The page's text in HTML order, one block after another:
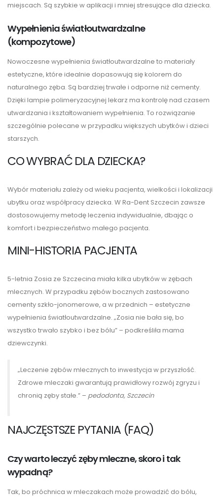
miejscach. Są szybkie w aplikacji i mniej stresujące dla dziecka.
Wypełnienia światłoutwardzalne
(kompozytowe)
Nowoczesne wypełnienia światłoutwardzalne to materiały
estetyczne, które idealnie dopasowują się kolorem do
naturalnego zęba. Są bardziej trwałe i odporne niż cementy.
Dzięki lampie polimeryzacyjnej lekarz ma kontrolę nad czasem
utwardzania i kształtowaniem wypełnienia. To rozwiązanie
szczególnie polecane w przypadku większych ubytków i dzieci
starszych.
CO WYBRAĆ DLA DZIECKA?
Wybór materiału zależy od wieku pacjenta, wielkości i lokalizacji
ubytku oraz współpracy dziecka. W Ra-Dent Szczecin zawsze
dostosowujemy metodę leczenia indywidualnie, dbając o
komfort i bezpieczeństwo małego pacjenta.
MINI-HISTORIA PACJENTA
5-letnia Zosia ze Szczecina miała kilka ubytków w zębach
mlecznych. W przypadku zębów bocznych zastosowano
cementy szkło-jonomerowe, a w przednich – estetyczne
wypełnienia światłoutwardzalne. „Zosia nie bała się, bo
wszystko trwało szybko i bez bólu” – podkreśliła mama
dziewczynki.
„Leczenie zębów mlecznych to inwestycja w przyszłość.
Zdrowe mleczaki gwarantują prawidłowy rozwój zgryzu i
chronią zęby stałe.” – pedodonta, Szczecin
NAJCZĘSTSZE PYTANIA (FAQ)
Czy warto leczyć zęby mleczne, skoro i tak
wypadną?
Tak, bo próchnica w mleczakach może prowadzić do bólu,